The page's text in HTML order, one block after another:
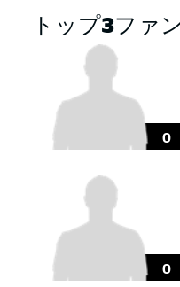
トップ3ファ
0
0